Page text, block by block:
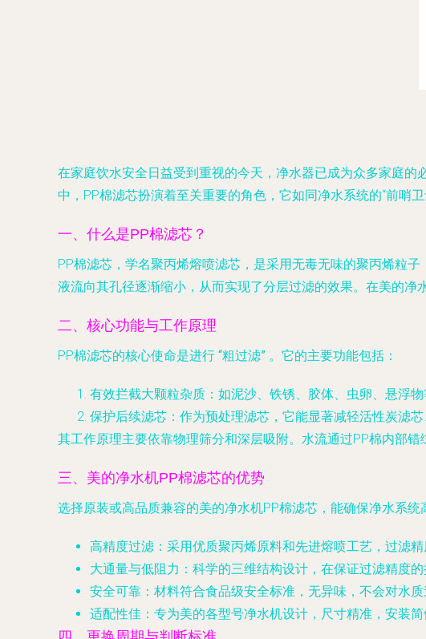
在家庭饮水安全日益受到重视的今天，净水器已成为众多家庭
中，PP棉滤芯扮演着至关重要的角色，它如同净水系统的“前哨
一、什么是PP棉滤芯？
PP棉滤芯，学名聚丙烯熔喷滤芯，是采用无毒无味的聚丙烯粒
液流向其孔径逐渐缩小，从而实现了分层过滤的效果。在美的净
二、核心功能与工作原理
PP棉滤芯的核心使命是进行 “粗过滤” 。它的主要功能包括：
有效拦截大颗粒杂质 ：如泥沙、铁锈、胶体、虫卵、悬浮
保护后续滤芯 ：作为预处理滤芯，它能显著减轻活性炭滤
其工作原理主要依靠物理筛分和深层吸附。水流通过PP棉内部
三、美的净水机PP棉滤芯的优势
选择原装或高品质兼容的美的净水机PP棉滤芯，能确保净水系统
高精度过滤 ：采用优质聚丙烯原料和先进熔喷工艺，过滤
大通量与低阻力 ：科学的三维结构设计，在保证过滤精度
安全可靠 ：材料符合食品级安全标准，无异味，不会对水质
适配性佳 ：专为美的各型号净水机设计，尺寸精准，安装